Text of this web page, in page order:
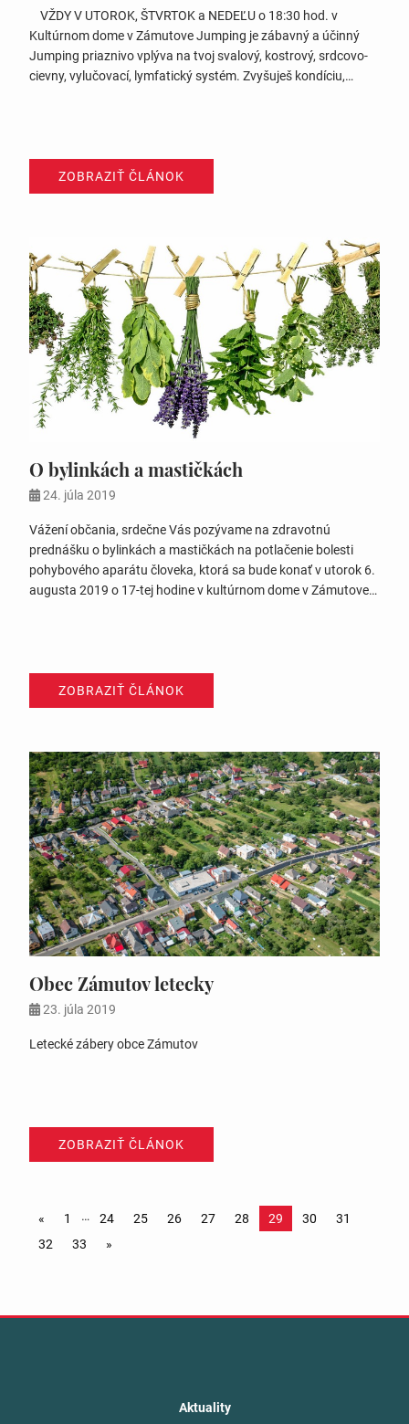
VŽDY V UTOROK, ŠTVRTOK a NEDEĽU o 18:30 hod. v
Kultúrnom dome v Zámutove Jumping je zábavný a účinný
Jumping priaznivo vplýva na tvoj svalový, kostrový, srdcovo-
cievny, vylučovací, lymfatický systém. Zvyšuješ kondíciu,
ZOBRAZIŤ ČLÁNOK
O bylinkách a mastičkách
24. júla 2019
Vážení občania, srdečne Vás pozývame na zdravotnú
prednášku o bylinkách a mastičkách na potlačenie bolesti
pohybového aparátu človeka, ktorá sa bude konať v utorok 6.
augusta 2019 o 17-tej hodine v kultúrnom dome v Zámutove.
ZOBRAZIŤ ČLÁNOK
Obec Zámutov letecky
23. júla 2019
Letecké zábery obce Zámutov
ZOBRAZIŤ ČLÁNOK
« 1 … 24 25 26 27 28 29 30
31
32
33 »
Aktuality